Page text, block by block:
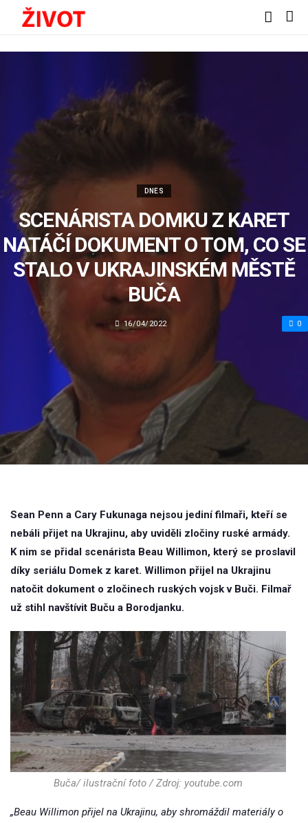
DNES
SCENÁRISTA DOMKU Z KARET
NATÁČÍ DOKUMENT O TOM, CO SE
STALO V UKRAJINSKÉM MĚSTĚ
BUČA
16/04/2022 0
Sean Penn a Cary Fukunaga nejsou jediní filmaři, kteří se
nebáli přijet na Ukrajinu, aby uviděli zločiny ruské armády.
K nim se přidal scenárista Beau Willimon, který se proslavil
díky seriálu Domek z karet. Willimon přijel na Ukrajinu
natočit dokument o zločinech ruských vojsk v Buči. Filmař
už stihl navštívit Buču a Borodjanku.
Buča/ ilustrační foto / Zdroj: youtube.com
„Beau Willimon přijel na Ukrajinu, aby shromáždil materiály o